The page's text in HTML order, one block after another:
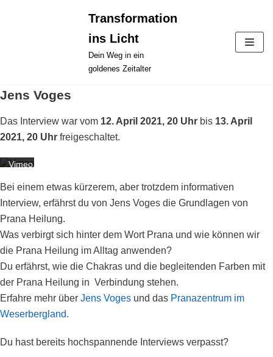
Transformation
ins Licht
Dein Weg in ein
goldenes Zeitalter
Jens Voges
Das Interview war vom 12. April 2021, 20 Uhr bis 13. April
2021, 20 Uhr freigeschaltet.
des
akzeptieren
Sie
die
Datenschutzerklärung
Vimeo.
erfahren
Video
laden
Vimeo
immer
Bei einem etwas kürzerem, aber trotzdem informativen
Interview, erfährst du von Jens Voges die Grundlagen von
Prana Heilung.
Was verbirgt sich hinter dem Wort Prana und wie können wir
die Prana Heilung im Alltag anwenden?
Du erfährst, wie die Chakras und die begleitenden Farben mit
der Prana Heilung in Verbindung stehen.
Erfahre mehr über Jens Voges und das Pranazentrum im
Weserbergland.
Du hast bereits hochspannende Interviews verpasst?